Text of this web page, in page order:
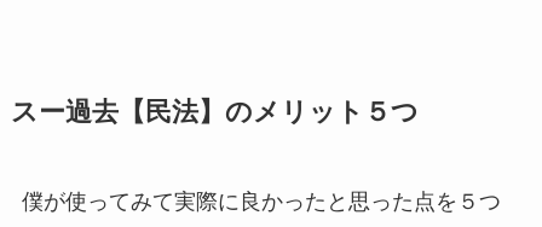
スー過去【民法】のメリット５つ
僕が使ってみて実際に良かったと思った点を５つ